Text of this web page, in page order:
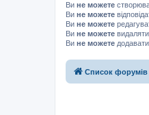
Ви не можете
Ви не можете
Ви не можете
Ви не можете
Ви не можете
Список форумів